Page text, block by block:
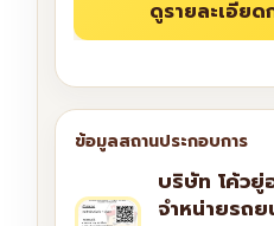
บริษัท โค้วยู่
จำหน่ายรถ